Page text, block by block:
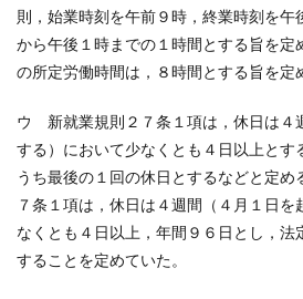
則，始業時刻を午前９時，終業時刻を午
から午後１時までの１時間とする旨を定
の所定労働時間は，８時間とする旨を定
ウ 新就業規則２７条１項は，休日は４
する）において少なくとも４日以上とす
うち最後の１回の休日とするなどと定め
７条１項は，休日は４週間（４月１日
なくとも４日以上，年間９６日とし，法
することを定めていた。